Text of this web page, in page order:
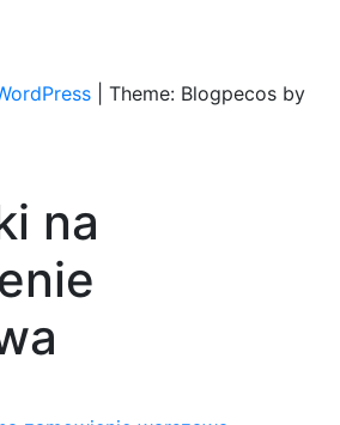
Theme: Blogpecos by
na